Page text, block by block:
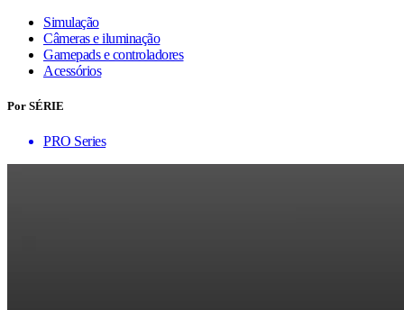
Simulação
Câmeras e iluminação
Gamepads e controladores
Acessórios
Por SÉRIE
PRO Series